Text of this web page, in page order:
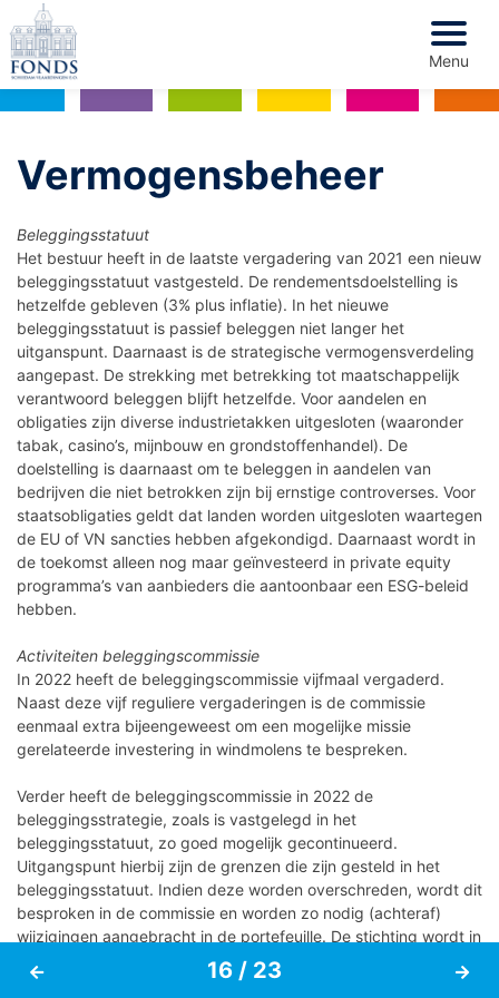
Menu
Bestuursverslag
Resultaten
Vermogensbeheer
Financieel overzicht
Communicatie
Colofon
Vermogensbeheer
Beleggingsstatuut
Het bestuur heeft in de laatste vergadering van 2021 een nieuw
beleggingsstatuut vastgesteld. De rendementsdoelstelling is
hetzelfde gebleven (3% plus inflatie). In het nieuwe
beleggingsstatuut is passief beleggen niet langer het
uitganspunt. Daarnaast is de strategische vermogensverdeling
aangepast. De strekking met betrekking tot maatschappelijk
verantwoord beleggen blijft hetzelfde. Voor aandelen en
obligaties zijn diverse industrietakken uitgesloten (waaronder
tabak, casino’s, mijnbouw en grondstoffenhandel). De
doelstelling is daarnaast om te beleggen in aandelen van
bedrijven die niet betrokken zijn bij ernstige controverses. Voor
staatsobligaties geldt dat landen worden uitgesloten waartegen
de EU of VN sancties hebben afgekondigd. Daarnaast wordt in
de toekomst alleen nog maar geïnvesteerd in private equity
programma’s van aanbieders die aantoonbaar een ESG-beleid
hebben.
Activiteiten beleggingscommissie
In 2022 heeft de beleggingscommissie vijfmaal vergaderd.
Naast deze vijf reguliere vergaderingen is de commissie
eenmaal extra bijeengeweest om een mogelijke missie
gerelateerde investering in windmolens te bespreken.
Verder heeft de beleggingscommissie in 2022 de
beleggingsstrategie, zoals is vastgelegd in het
beleggingsstatuut, zo goed mogelijk gecontinueerd.
Uitgangspunt hierbij zijn de grenzen die zijn gesteld in het
beleggingsstatuut. Indien deze worden overschreden, wordt dit
besproken in de commissie en worden zo nodig (achteraf)
wijzigingen aangebracht in de portefeuille. De stichting wordt in
het beheer van het vermogen bijgestaan door de
VermogensMeesters. Zij verzorgen de periodieke rapportages
7 / 48
16 / 23